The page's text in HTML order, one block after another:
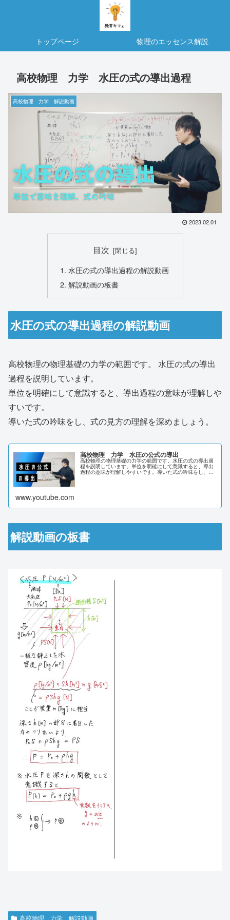
トップページ 物理のエッセンス解説
高校物理 力学 水圧の式の導出過程
高校物理 力学 解説動画
2023.02.01
目次
水圧の式の導出過程の解説動画
解説動画の板書
水圧の式の導出過程の解説動画
高校物理の物理基礎の力学の範囲です。 水圧の式の導出
過程を説明しています。
単位を明確にして意識すると、導出過程の意味が理解しや
すいです。
導いた式の吟味をし、式の見方の理解を深めましょう。
高校物理 力学 水圧の公式の導出
高校物理の物理基礎の力学の範囲です。水圧の式の導出過
程を説明しています。単位を明確にして意識すると、導出
過程の意味が理解しやすいです。導いた式の吟味をし、式
の見方の理解を深めましょう。以下のサイトに動画の板書
www.youtube.com
解説動画の板書
高校物理 力学 解説動画